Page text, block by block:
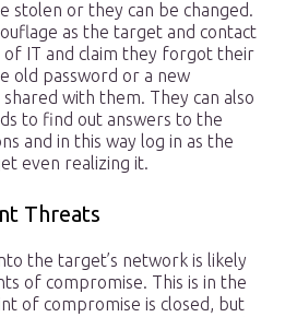
stolen or they can be changed.
as the target and contact
IT and claim they forgot their
old password or a new
with them. They can also
to find out answers to the
and in this way log in as the
even realizing it.
Threats
the target’s network is likely
of compromise. This is in the
of compromise is closed, but